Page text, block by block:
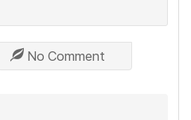
No Comment